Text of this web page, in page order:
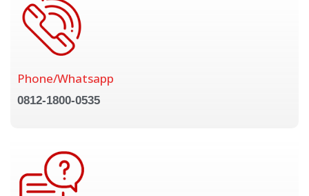
Phone/Whatsapp
0812-1800-0535